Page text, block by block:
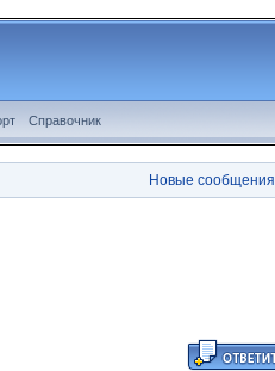
Справочник
Новые сообщения